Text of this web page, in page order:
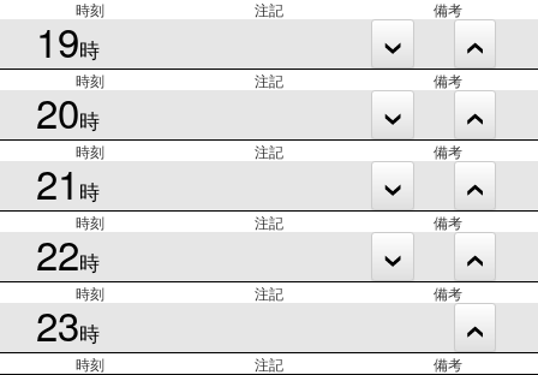
時刻 注記 備考
19時
時刻 注記 備考
20時
時刻 注記 備考
21 時
時刻 注記 備考
22時
時刻 注記 備考
23時
時刻 注記 備考